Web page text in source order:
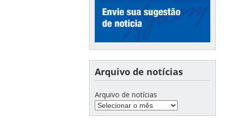
Arquivo de notícias
Arquivo de notícias